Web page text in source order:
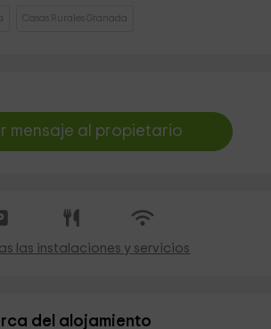
Casas Rurales Granada
mensaje al propietario
las instalaciones y servicios
del alojamiento